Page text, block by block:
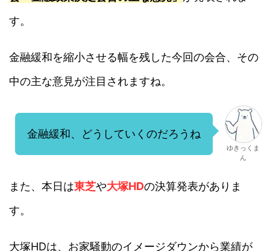
す。
金融緩和を縮小させる幅を残した今回の会合、その
中の主な意見が注目されますね。
金融緩和、どうしていくのだろうね
ゆきっくま
ん
また、本日は東芝や大塚HDの決算発表がありま
す。
大塚HDは、お家騒動のイメージダウンから業績が